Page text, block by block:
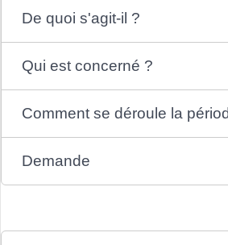
De quoi s'agit-il ?
Qui est concerné ?
Comment se déroule la
Demande